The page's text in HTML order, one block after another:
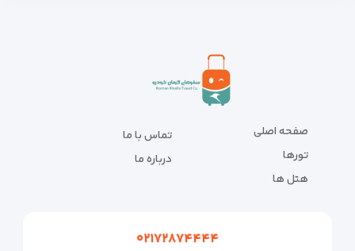
صفحه اصلی
تورها
هتل ها
تماس با ما
درباره ما
۰۲۱۷۲۸۷۴۴۴۴